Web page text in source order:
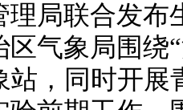
理局联合发布
区气象局围绕
站，同时开